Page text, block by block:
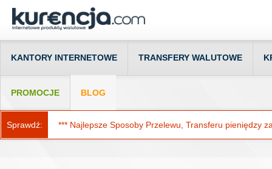
KANTORY INTERNETOWE TRANSFERY WALUTOWE
PROMOCJE BLOG
Sprawdź: *** Najlepsze Sposoby Przelewu, Transferu pieniędzy